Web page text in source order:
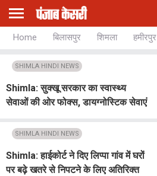
Home बिलासपुर शिमला हमीरपुर
SHIMLA HINDI NEWS
Shimla: सुक्खू सरकार का स्वास्थ्य
सेवाओं की ओर फोक्स, डायग्नोस्टिक सेवाएं
SHIMLA HINDI NEWS
Shimla: हाईकोर्ट ने दिए लिप्पा गांव में घरों
पर बढ़े खतरे से निपटने के लिए अतिरिक्त